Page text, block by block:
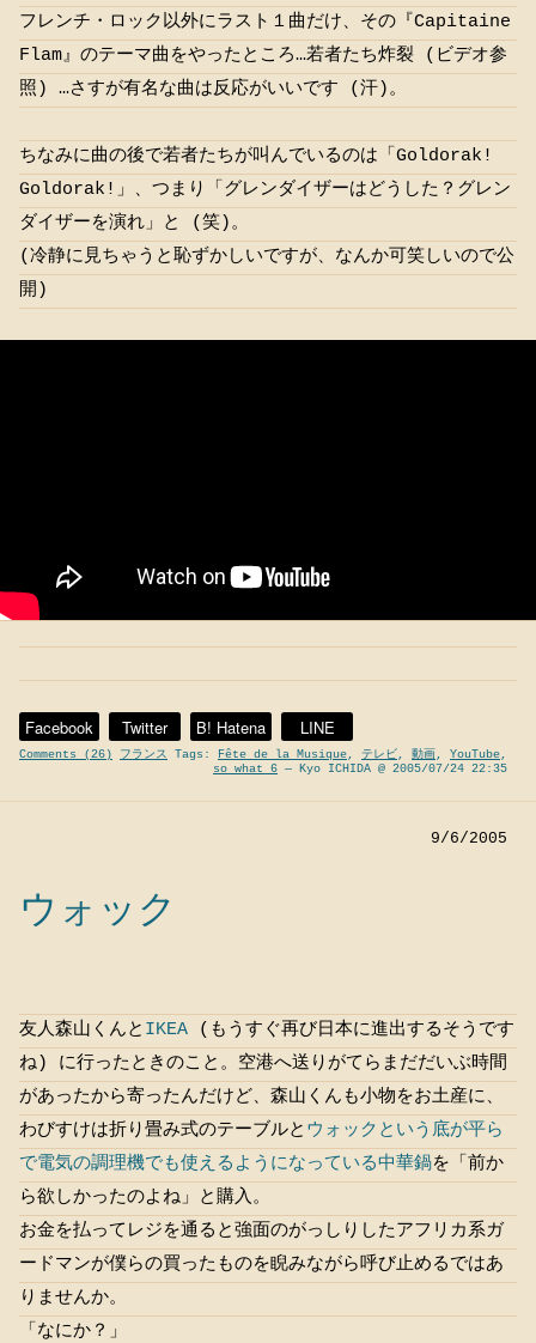
フレンチ・ロック以外にラスト１曲だけ、その『Capitaine
Flam』のテーマ曲をやったところ…若者たち炸裂 (ビデオ参
照) …さすが有名な曲は反応がいいです (汗)。
ちなみに曲の後で若者たちが叫んでいるのは「Goldorak!
Goldorak!」、つまり「グレンダイザーはどうした？グレン
ダイザーを演れ」と (笑)。
(冷静に見ちゃうと恥ずかしいですが、なんか可笑しいので公
開)
Facebook Twitter B! Hatena LINE
Comments (26) フランス Tags: Fête de la Musique, テレビ, 動画 , YouTube,
so what 6 — Kyo ICHIDA @ 2005/07/24 22:35
9/6/2005
ウォック
友人森山くんと IKEA (もうすぐ再び日本に進出するそうです
ね) に行ったときのこと。空港へ送りがてらまだだいぶ時間
があったから寄ったんだけど、森山くんも小物をお土産に、
わびすけは折り畳み式のテーブルと ウォックという底が平ら
で電気の調理機でも使えるようになっている中華鍋を「前か
ら欲しかったのよね」と購入。
お金を払ってレジを通ると強面のがっしりしたアフリカ系ガ
ードマンが僕らの買ったものを睨みながら呼び止めるではあ
りませんか。
「なにか？」